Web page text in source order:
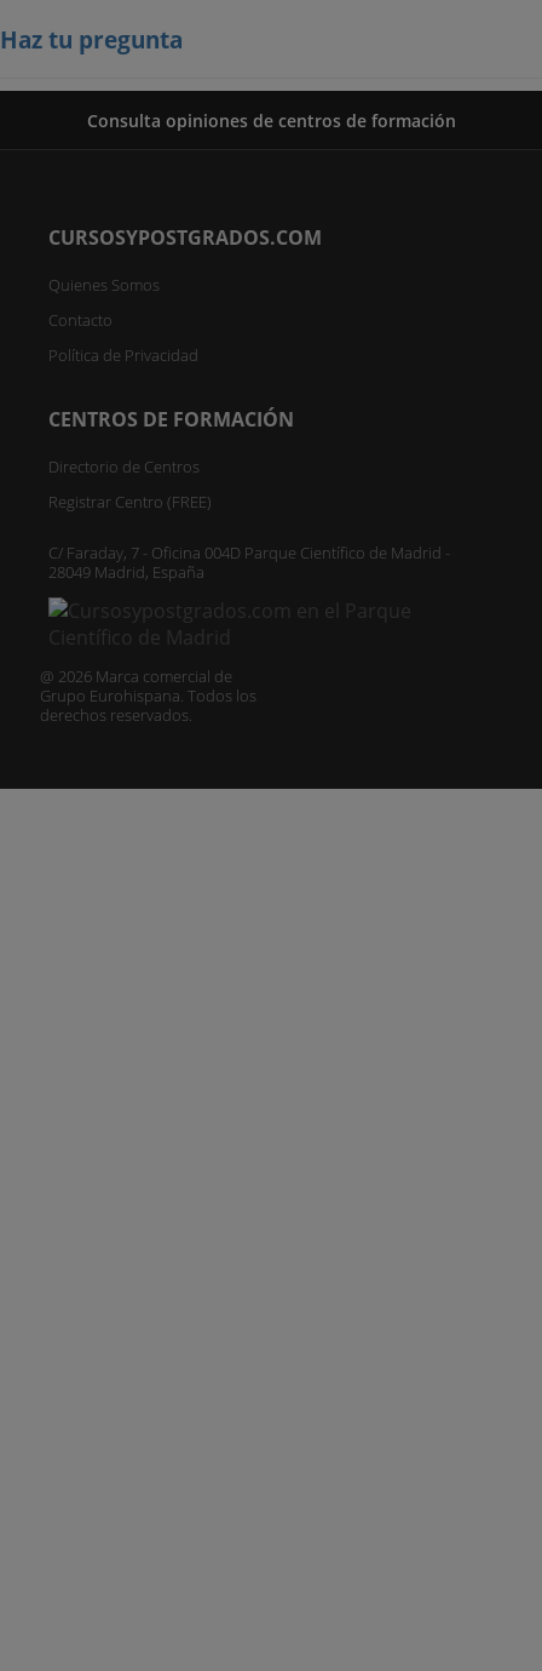
Haz tu pregunta
Consulta opiniones de centros de formación
CURSOSYPOSTGRADOS.COM
Quienes Somos
Contacto
Política de Privacidad
CENTROS DE FORMACIÓN
Directorio de Centros
Registrar Centro (FREE)
C/ Faraday, 7 - Oficina 004D Parque Científico de Madrid -
28049 Madrid, España
@ 2026 Marca comercial de
Grupo Eurohispana. Todos los
derechos reservados.